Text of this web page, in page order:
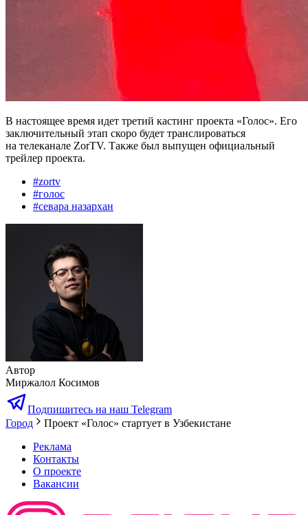
В настоящее время идет третий кастинг проекта «Голос». Его
заключительный этап скоро будет транслироваться
на телеканале ZorTV. Также был выпущен официальный
трейлер проекта.
#zortv
#голос
#севара назархан
Автор
Миржалол Косимов
Подпишитесь на наш Telegram
Город
Проект «Голос» стартует в Узбекистане
Реклама
Контакты
О проекте
Вакансии